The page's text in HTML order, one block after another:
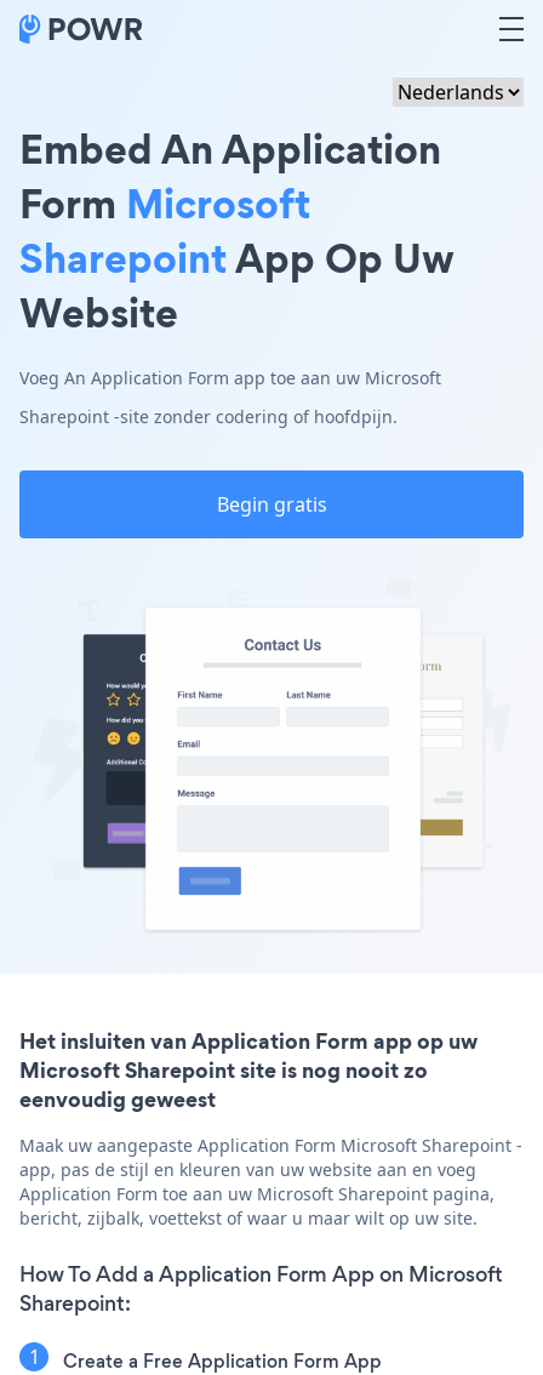
Embed An Application
Form Microsoft
SharepointApp Op Uw
Website
Voeg An Application Form app toe aan uw Microsoft
Sharepoint -site zonder codering of hoofdpijn.
Begin gratis
Het insluiten van Application Form app op uw
Microsoft Sharepoint site is nog nooit zo
eenvoudig geweest
Maak uw aangepaste Application Form Microsoft Sharepoint -
app, pas de stijl en kleuren van uw website aan en voeg
Application Form toe aan uw Microsoft Sharepoint pagina,
bericht, zijbalk, voettekst of waar u maar wilt op uw site.
How To Add a Application Form App on Microsoft
Sharepoint:
Create a Free Application Form App